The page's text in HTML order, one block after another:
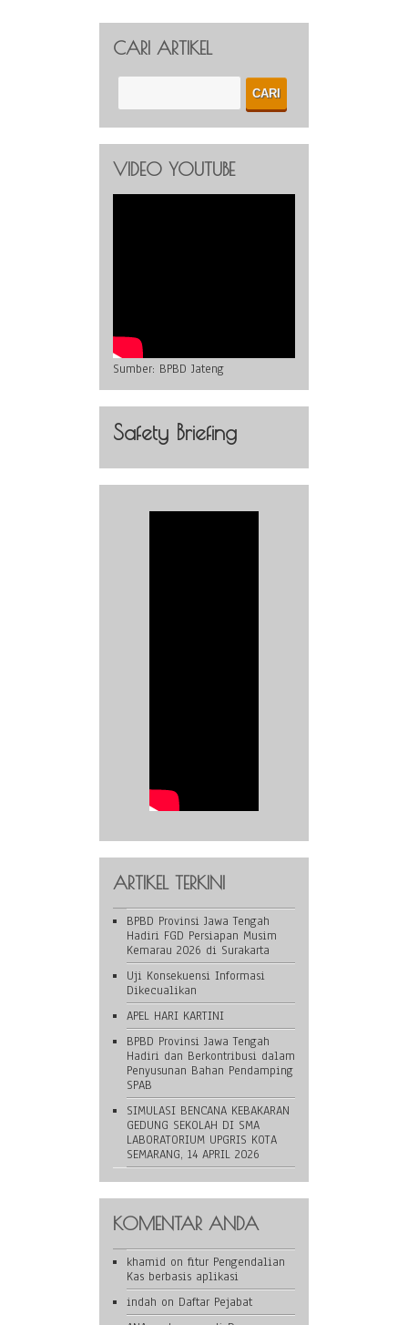
CARI ARTIKEL
VIDEO YOUTUBE
Sumber: BPBD Jateng
Safety Briefing
ARTIKEL TERKINI
BPBD Provinsi Jawa Tengah
Hadiri FGD Persiapan Musim
Kemarau 2026 di Surakarta
Uji Konsekuensi Informasi
Dikecualikan
APEL HARI KARTINI
BPBD Provinsi Jawa Tengah
Hadiri dan Berkontribusi dalam
Penyusunan Bahan Pendamping
SPAB
SIMULASI BENCANA KEBAKARAN
GEDUNG SEKOLAH DI SMA
LABORATORIUM UPGRIS KOTA
SEMARANG, 14 APRIL 2026
KOMENTAR ANDA
khamid on fitur Pengendalian
Kas berbasis aplikasi
indah on Daftar Pejabat